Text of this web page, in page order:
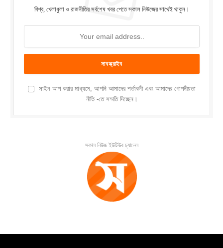
বিশ্ব, খেলাধুলা ও রাজনীতির সর্বশেষ খবর পেতে সকাল নিউজের সাথেই থাকুন।
সাইন আপ করার মাধ্যমে, আপনি আমাদের শর্তাবলী এবং আমাদের গোপনীয়তা
নীতি -তে সম্মতি দিচ্ছেন।
সকাল নিউজ ইউটিউব চ্যানেল